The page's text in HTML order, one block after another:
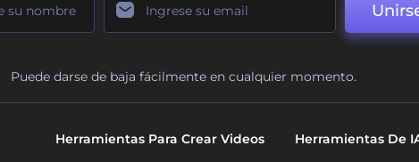
Puede darse de baja fácilmente en cualquier momento.
Herramientas Para Crear Videos Herramientas De